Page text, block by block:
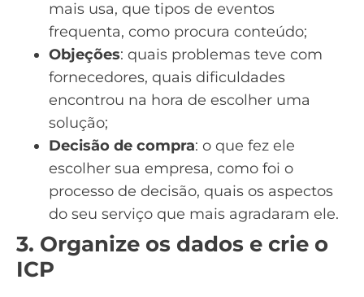
mais usa, que tipos de eventos
frequenta, como procura conteúdo;
Objeções: quais problemas teve com
fornecedores, quais dificuldades
encontrou na hora de escolher uma
solução;
Decisão de compra: o que fez ele
escolher sua empresa, como foi o
processo de decisão, quais os aspectos
do seu serviço que mais agradaram ele.
3. Organize os dados e crie o
ICP